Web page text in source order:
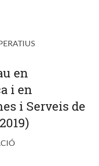
en
i en
i Serveis de